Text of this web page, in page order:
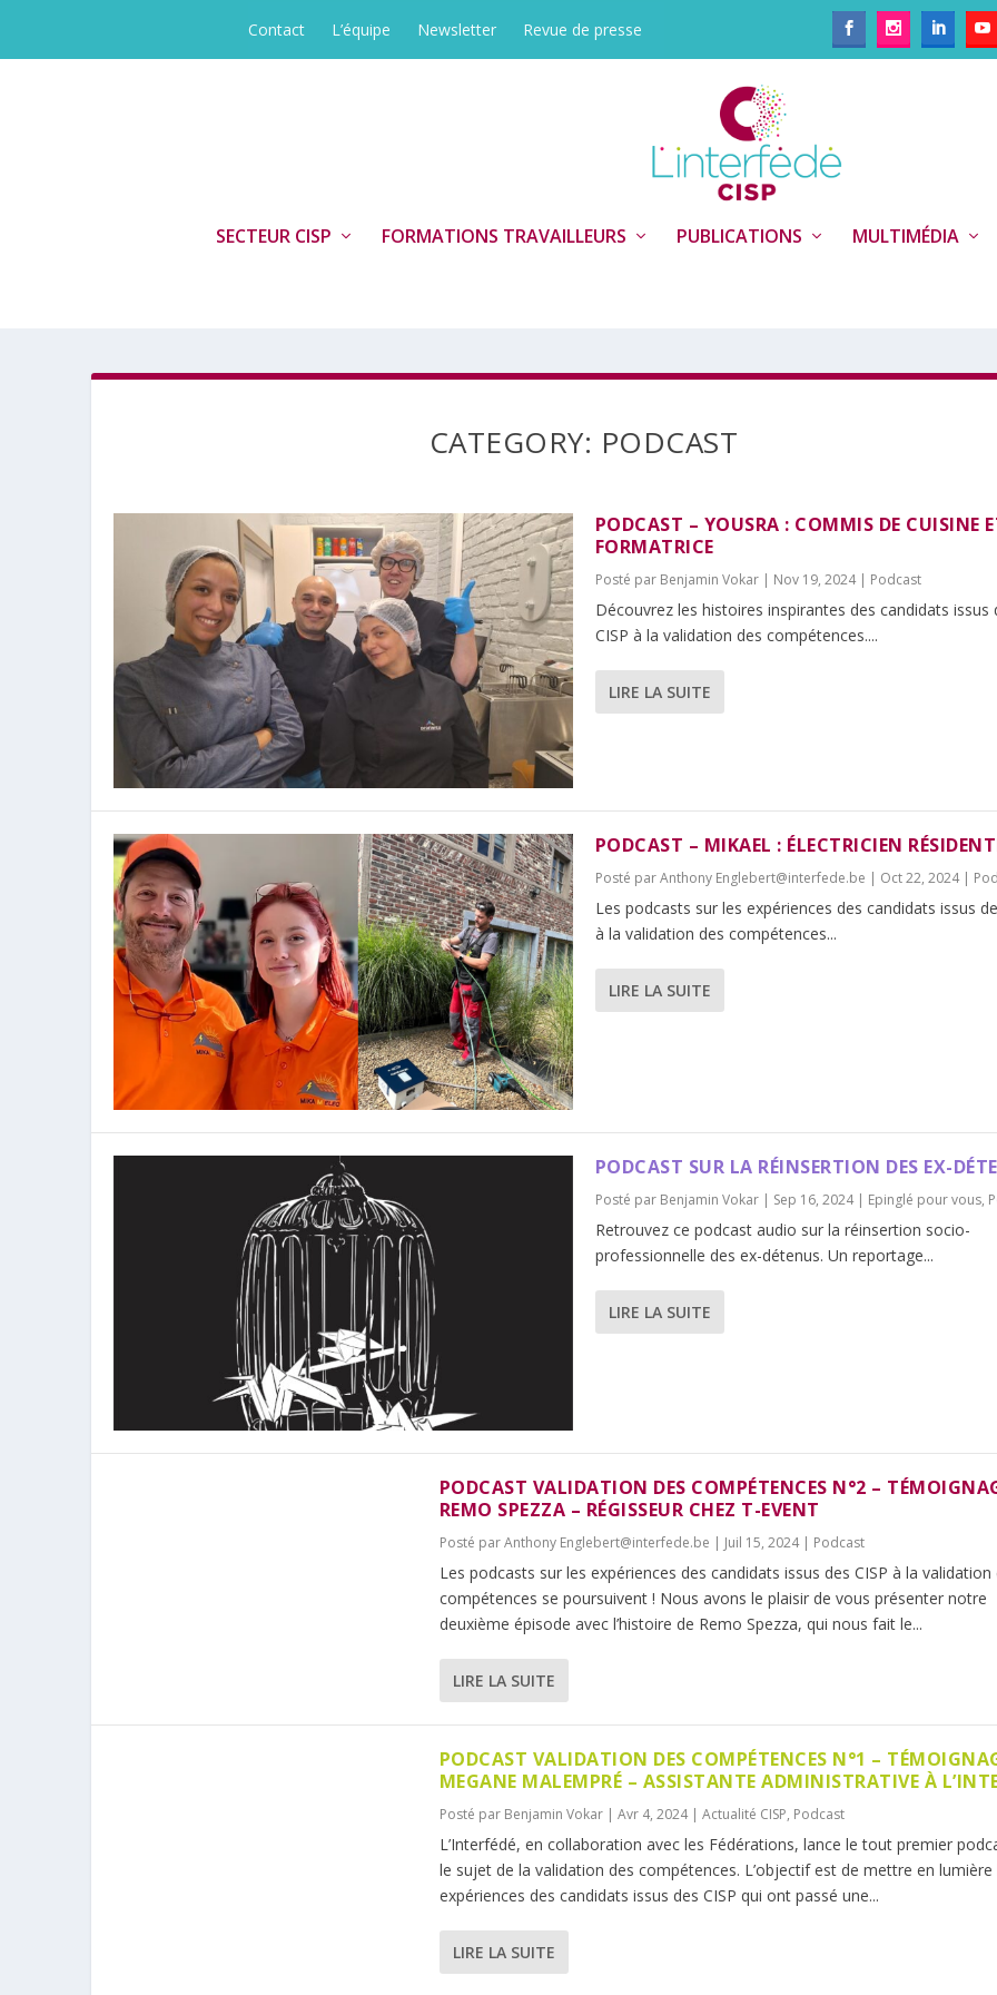
Contact L’équipe Newsletter Revue de presse
SECTEUR CISP FORMATIONS TRAVAILLEURS PUBLICATIONS MULTIMÉDIA
CATEGORY: PODCAST
PODCAST – YOUSRA : COMMIS DE CUISINE
FORMATRICE
Posté par Benjamin Vokar| Nov 19, 2024| Podcast
Découvrez les histoires inspirantes des candidats issus
CISP à la validation des compétences....
LIRE LA SUITE
PODCAST – MIKAEL : ÉLECTRICIEN
Posté parAnthony Englebert@interfede.be | Oct 22, 2024|
Les podcasts sur les expériences des candidats issus
à la validation des compétences...
LIRE LA SUITE
PODCAST SUR LA RÉINSERTION DES EX-
Posté par Benjamin Vokar| Sep 16, 2024| Epinglé pour vous,
Retrouvez ce podcast audio sur la réinsertion socio-
professionnelle des ex-détenus. Un reportage...
LIRE LA SUITE
PODCAST VALIDATION DES COMPÉTENCES N°2 –
REMO SPEZZA – RÉGISSEUR CHEZ T-EVENT
Posté parAnthony Englebert@interfede.be | Juil 15, 2024| Podcast
Les podcasts sur les expériences des candidats issus des CISP à la validation
compétences se poursuivent ! Nous avons le plaisir de vous présenter notre
deuxième épisode avec l’histoire de Remo Spezza, qui nous fait le...
LIRE LA SUITE
PODCAST VALIDATION DES COMPÉTENCES N°1 –
MEGANE MALEMPRÉ – ASSISTANTE ADMINISTRATIVE À
Posté par Benjamin Vokar| Avr 4, 2024| Actualité CISP, Podcast
L’Interfédé, en collaboration avec les Fédérations, lance le tout premier
le sujet de la validation des compétences. L’objectif est de mettre en lumière
expériences des candidats issus des CISP qui ont passé une...
LIRE LA SUITE